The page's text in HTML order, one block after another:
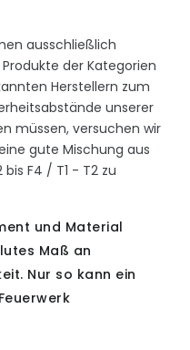
ausschließlich
der Kategorien
Herstellern zum
unserer
müssen, versuchen wir
gute Mischung aus
F4 / T1 - T2 zu
und Material
Maß an
Nur so kann ein